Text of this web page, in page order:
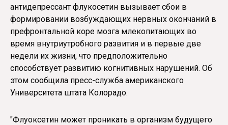
антидепрессант флукосетин вызывает сбои в
формировании возбуждающих нервных окончаний в
префронтальной коре мозга млекопитающих во
время внутриутробного развития и в первые две
недели их жизни, что предположительно
способствует развитию когнитивных нарушений. Об
этом сообщила пресс-служба американского
Университета штата Колорадо.
"Флуоксетин может проникать в организм будущего